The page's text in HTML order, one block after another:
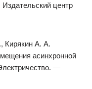
центр
Кирякин А. А.
асинхронной
—